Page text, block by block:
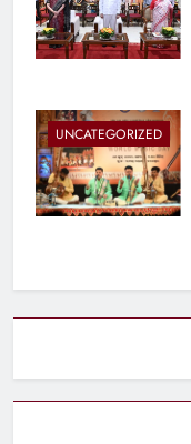
UNCATEGORIZED